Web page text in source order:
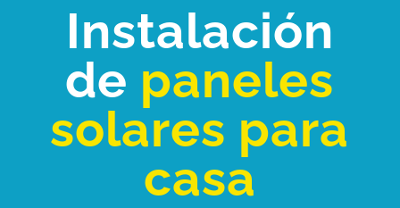
Instalación
de paneles
solares para
casa